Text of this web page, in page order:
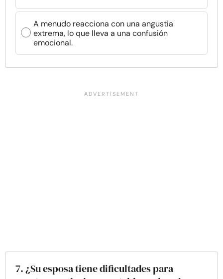
A menudo reacciona con una angustia
extrema, lo que lleva a una confusión
emocional.
7. ¿Su esposa tiene dificultades para